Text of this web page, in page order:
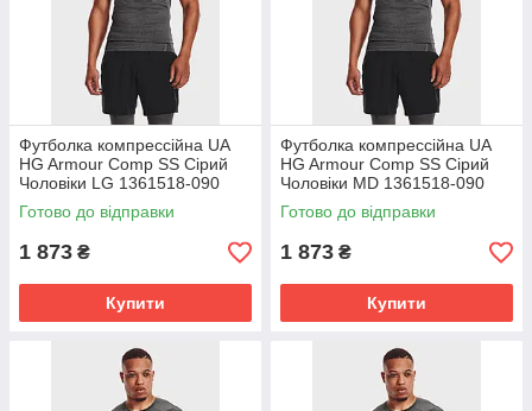
Футболка компрессійна UA
HG Armour Comp SS Сірий
Чоловіки LG 1361518-090
Готово до відправки
1 873 ₴
Купити
Футболка компрессійна UA
HG Armour Comp SS Сірий
Чоловіки MD 1361518-090
Готово до відправки
1 873 ₴
Купити